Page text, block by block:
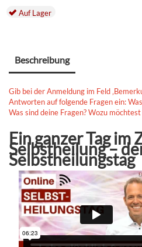
Auf Lager
Beschreibung
Gib bei der Anmeldung im Feld
Antworten auf folgende Fragen ein:
Was sind deine Fragen? Wozu
Ein ganzer Tag im
Selbstheilung –
Selbstheilungstag